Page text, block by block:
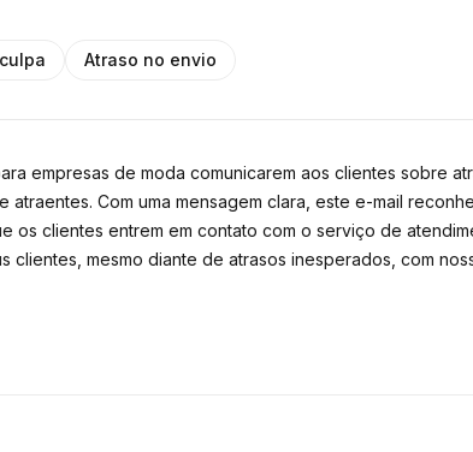
Atraso no envio
empresas de moda comunicarem aos clientes sobre
Com uma mensagem clara, este e-mail
clientes entrem em contato com o serviço de
mesmo diante de atrasos inesperados, com